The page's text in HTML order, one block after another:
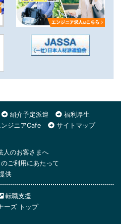
紹介予定派遣
福利厚生
ンジニアCafe
サイトマップ
人のお客さまへ
ご利用にあたって
供
転職支援
ーズ トップ